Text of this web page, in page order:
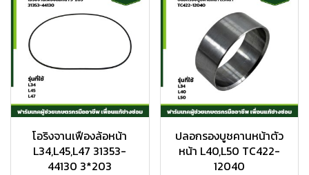
โอริงจานเฟืองล้อหน้า
L34,L45,L47 31353-
44130 3*203
ปลอกรองบูชคานหน้าตัว
หน้า L40,L50 TC422-
12040